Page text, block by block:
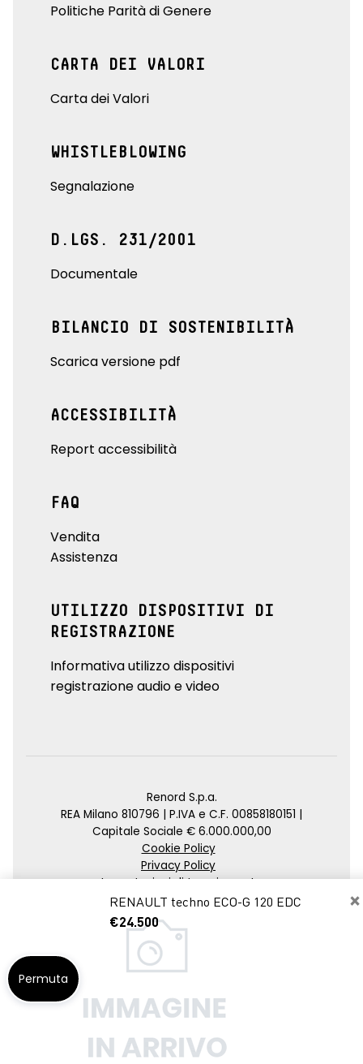
×
RENAULT techno ECO-G 120 EDC
€24.500
Politiche Parità di Genere
CARTA DEI VALORI
Carta dei Valori
WHISTLEBLOWING
Segnalazione
D.LGS. 231/2001
Documentale
BILANCIO DI SOSTENIBILITÀ
Scarica versione pdf
ACCESSIBILITÀ
Report accessibilità
FAQ
Vendita
Assistenza
UTILIZZO DISPOSITIVI DI
REGISTRAZIONE
Informativa utilizzo dispositivi
registrazione audio e video
Renord S.p.a.
REA Milano 810796 | P.IVA e C.F. 00858180151 |
Capitale Sociale € 6.000.000,00
Cookie Policy
Privacy Policy
Impostazioni di tracciamento
Agenzia SEO
Permuta